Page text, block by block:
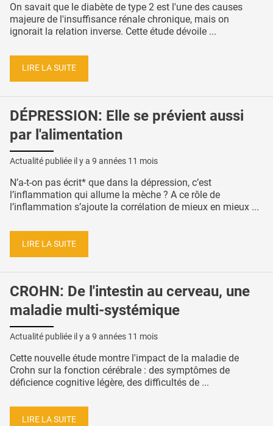
On savait que le diabète de type 2 est l'une des causes
majeure de l'insuffisance rénale chronique, mais on
ignorait la relation inverse. Cette étude dévoile ...
LIRE LA SUITE
DÉPRESSION: Elle se prévient aussi
par l'alimentation
Actualité publiée il y a 9 années 11 mois
N’a-t-on pas écrit* que dans la dépression, c’est
l’inflammation qui allume la mèche ? A ce rôle de
l’inflammation s’ajoute la corrélation de mieux en mieux ...
LIRE LA SUITE
CROHN: De l'intestin au cerveau, une
maladie multi-systémique
Actualité publiée il y a 9 années 11 mois
Cette nouvelle étude montre l'impact de la maladie de
Crohn sur la fonction cérébrale : des symptômes de
déficience cognitive légère, des difficultés de ...
LIRE LA SUITE